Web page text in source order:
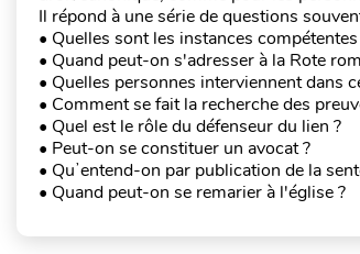
Il répond à une série de questions
• Quelles sont les instances compétentes
• Quand peut-on s'adresser à la Rote
• Quelles personnes interviennent dans
• Comment se fait la recherche des
• Quel est le rôle du défenseur du lien ?
• Peut-on se constituer un avocat ?
• Quʼentend-on par publication de la
• Quand peut-on se remarier à l'église ?